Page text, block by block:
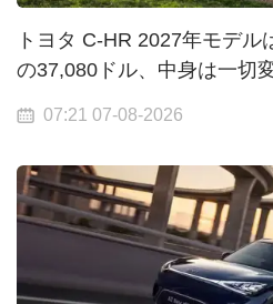
トヨタ C-HR 2027年モデ
の37,080ドル、中身は一切
07:21 07-08-2026